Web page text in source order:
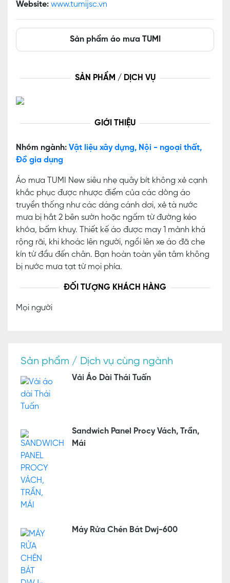
Website: www.tumijsc.vn
Sản phẩm áo mưa TUMI
SẢN PHẨM / DỊCH VỤ
GIỚI THIỆU
Nhóm ngành: Vật liệu xây dựng, Nội - ngoại thất,
Đồ gia dụng
Áo mưa TUMI New siêu nhẹ quây bít không xẻ cạnh
khắc phục được nhược điểm của các dòng áo
truyền thống như các dáng cánh dơi, xẻ tà nước
mưa bị hắt 2 bên sườn hoặc ngấm từ đường kéo
khóa, bấm khuy. Thiết kế áo được may 1 mảnh khá
rộng rãi, khi khoác lên người, ngồi lên xe áo đã che
kín từ đầu đến chân. Bạn hoàn toàn yên tâm không
bị nước mưa tạt từ mọi phía.
ĐỐI TƯỢNG KHÁCH HÀNG
Mọi người
Sản phẩm / Dịch vụ cùng ngành
Vải Áo Dài Thái Tuấn
Sandwich Panel Procy Vách, Trần,
Mái
Máy Rửa Chén Bát Dwj-600